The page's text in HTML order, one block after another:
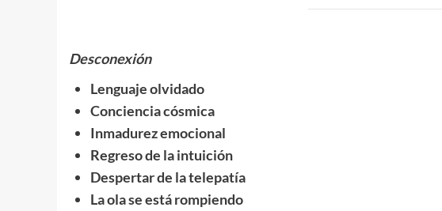
Desconexión
Lenguaje olvidado
Conciencia cósmica
Inmadurez emocional
Regreso de la intuición
Despertar de la telepatía
La ola se está rompiendo